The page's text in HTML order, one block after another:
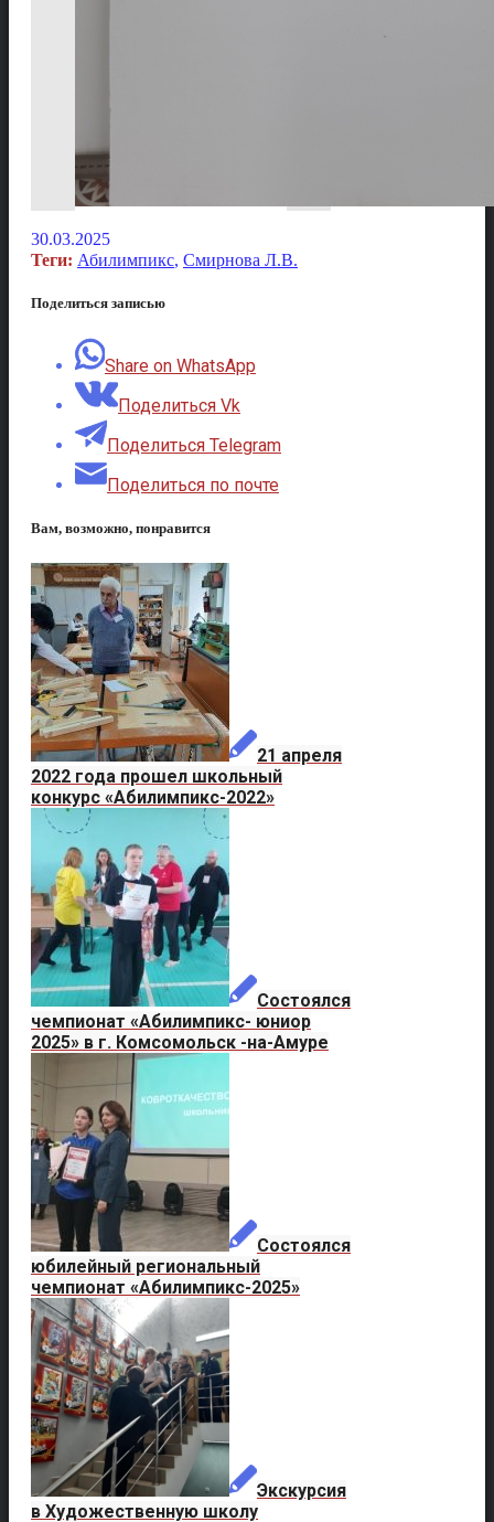
30.03.2025
Теги: Абилимпикс, Смирнова Л.В.
Поделиться записью
Share on WhatsApp
Поделиться Vk
Поделиться Telegram
Поделиться по почте
Вам, возможно, понравится
21 апреля
2022 года прошел школьный
конкурс «Абилимпикс-2022»
Состоялся
чемпионат «Абилимпикс- юниор
2025» в г. Комсомольск -на-Амуре
Состоялся
юбилейный региональный
чемпионат «Абилимпикс-2025»
Экскурсия
в Художественную школу